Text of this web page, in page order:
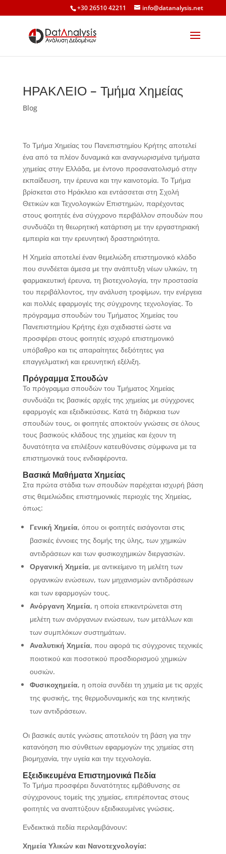
+30 26510 42211 info@datanalysis.net
ΗΡΑΚΛΕΙΟ – Τμήμα Χημείας
Blog
Το Τμήμα Χημείας του Πανεπιστημίου Κρήτης αποτελεί
ένα από τα πλέον δυναμικά και αναγνωρισμένα τμήματα
χημείας στην Ελλάδα, με έντονο προσανατολισμό στην
εκπαίδευση, την έρευνα και την καινοτομία. Το Τμήμα
βρίσκεται στο Ηράκλειο και εντάσσεται στη Σχολή
Θετικών και Τεχνολογικών Επιστημών, παρέχοντας
στους φοιτητές ένα σύγχρονο περιβάλλον σπουδών που
συνδυάζει τη θεωρητική κατάρτιση με την εργαστηριακή
εμπειρία και την ερευνητική δραστηριότητα.
Η Χημεία αποτελεί έναν θεμελιώδη επιστημονικό κλάδο
που συνδέεται άμεσα με την ανάπτυξη νέων υλικών, τη
φαρμακευτική έρευνα, τη βιοτεχνολογία, την προστασία
του περιβάλλοντος, την ανάλυση τροφίμων, την ενέργεια
και πολλές εφαρμογές της σύγχρονης τεχνολογίας. Το
πρόγραμμα σπουδών του Τμήματος Χημείας του
Πανεπιστημίου Κρήτης έχει σχεδιαστεί ώστε να
προσφέρει στους φοιτητές ισχυρό επιστημονικό
υπόβαθρο και τις απαραίτητες δεξιότητες για
επαγγελματική και ερευνητική εξέλιξη.
Πρόγραμμα Σπουδών
Το πρόγραμμα σπουδών του Τμήματος Χημείας
συνδυάζει τις βασικές αρχές της χημείας με σύγχρονες
εφαρμογές και εξειδικεύσεις. Κατά τη διάρκεια των
σπουδών τους, οι φοιτητές αποκτούν γνώσεις σε όλους
τους βασικούς κλάδους της χημείας και έχουν τη
δυνατότητα να επιλέξουν κατευθύνσεις σύμφωνα με τα
επιστημονικά τους ενδιαφέροντα.
Βασικά Μαθήματα Χημείας
Στα πρώτα στάδια των σπουδών παρέχεται ισχυρή βάση
στις θεμελιώδεις επιστημονικές περιοχές της Χημείας,
όπως:
Γενική Χημεία, όπου οι φοιτητές εισάγονται στις
βασικές έννοιες της δομής της ύλης, των χημικών
αντιδράσεων και των φυσικοχημικών διεργασιών.
Οργανική Χημεία, με αντικείμενο τη μελέτη των
οργανικών ενώσεων, των μηχανισμών αντιδράσεων
και των εφαρμογών τους.
Ανόργανη Χημεία, η οποία επικεντρώνεται στη
μελέτη των ανόργανων ενώσεων, των μετάλλων και
των συμπλόκων συστημάτων.
Αναλυτική Χημεία, που αφορά τις σύγχρονες τεχνικές
ποιοτικού και ποσοτικού προσδιορισμού χημικών
ουσιών.
Φυσικοχημεία, η οποία συνδέει τη χημεία με τις αρχές
της φυσικής, της θερμοδυναμικής και της κινητικής
των αντιδράσεων.
Οι βασικές αυτές γνώσεις αποτελούν τη βάση για την
κατανόηση πιο σύνθετων εφαρμογών της χημείας στη
βιομηχανία, την υγεία και την τεχνολογία.
Εξειδικευμένα Επιστημονικά Πεδία
Το Τμήμα προσφέρει δυνατότητες εμβάθυνσης σε
σύγχρονους τομείς της χημείας, επιτρέποντας στους
φοιτητές να αναπτύξουν εξειδικευμένες γνώσεις.
Ενδεικτικά πεδία περιλαμβάνουν:
Χημεία Υλικών και Νανοτεχνολογία: